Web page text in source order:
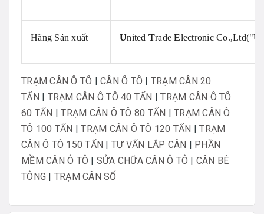
Hãng Sản xuất United TradeElectronic Co.,Ltd("
TRẠM CÂN Ô TÔ | CÂN Ô TÔ | TRẠM CÂN 20
TẤN | TRẠM CÂN Ô TÔ 40 TẤN |TRẠM CÂN Ô TÔ
60 TẤN |TRẠM CÂN Ô TÔ 80 TẤN | TRẠM CÂN Ô
TÔ 100 TẤN |TRẠM CÂN Ô TÔ 120 TẤN |TRẠM
CÂN Ô TÔ 150 TẤN | TƯ VẤN LẮP CÂN | PHẦN
MỀM CÂN Ô TÔ | SỬA CHỮA CÂN Ô TÔ | CÂN BÊ
TÔNG | TRẠM CÂN SỐ